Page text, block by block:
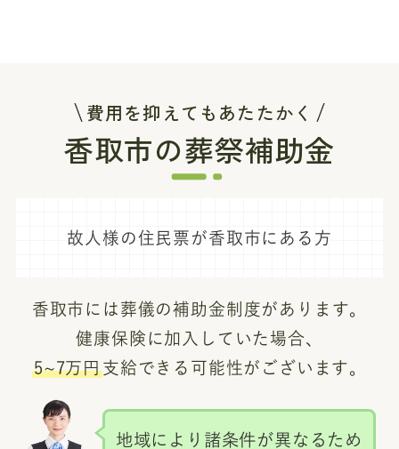
費用を抑えてもあたたかく
香取市の葬祭補助金
故人様の住民票が香取市にある方
香取市には葬儀の補助金制度があります。
健康保険に加入していた場合、
5~7万円支給できる可能性がございます。
地域により諸条件が異なるため